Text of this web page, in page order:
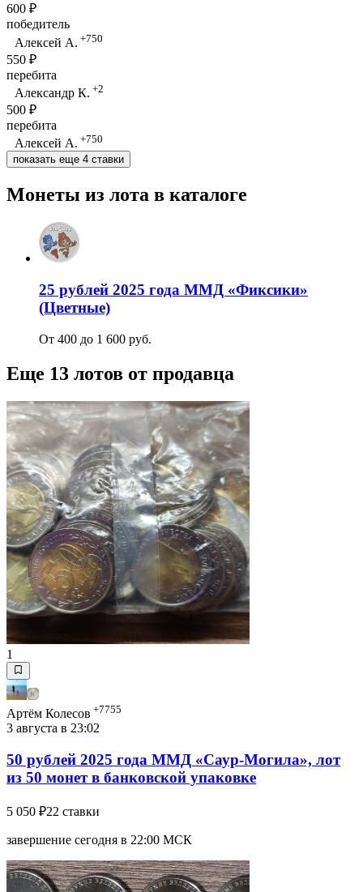
600 ₽
победитель
Алексей А. +750
550 ₽
перебита
Александр К. +2
500 ₽
перебита
Алексей А. +750
показать еще 4 ставки
Монеты из лота в каталоге
25 рублей 2025 года ММД «Фиксики»
(Цветные)
От 400 до 1 600 руб.
Еще 13 лотов от продавца
1
Артём Колесов +7755
3 августа в 23:02
50 рублей 2025 года ММД «Саур-Могила», лот
из 50 монет в банковской упаковке
5 050 ₽22 ставки
завершение сегодня в 22:00 МСК